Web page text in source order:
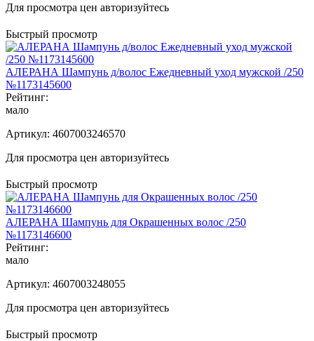
Для просмотра цен авторизуйтесь
Быстрый просмотр
АЛЕРАНА Шампунь д/волос Ежедневный уход мужской /250
№1173145600
Рейтинг:
мало
Артикул: 4607003246570
Для просмотра цен авторизуйтесь
Быстрый просмотр
АЛЕРАНА Шампунь для Окрашенных волос /250
№1173146600
Рейтинг:
мало
Артикул: 4607003248055
Для просмотра цен авторизуйтесь
Быстрый просмотр